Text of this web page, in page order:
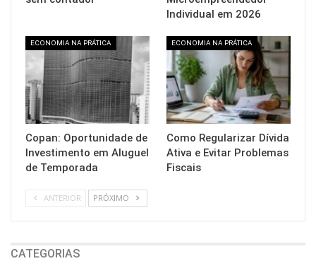
Individual em 2026
ECONOMIA NA PRÁTICA
Copan: Oportunidade de
Investimento em Aluguel
de Temporada
ECONOMIA NA PRÁTICA
Como Regularizar Dívida
Ativa e Evitar Problemas
Fiscais
ANTERIOR PRÓXIMO
CATEGORIAS